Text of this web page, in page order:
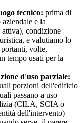
tecnico: prima di
e la
attiva), condizione
e valutiamo lo
volte,
tempo usati per la
d'uso parziale:
porzioni dell'edificio
passano a uso
(CILA, SCIA o
dell'intervento)